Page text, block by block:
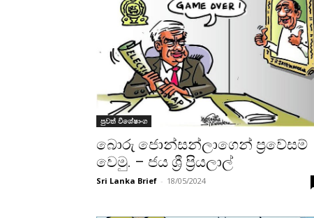
පුවත් විශේෂාංග
බොරු ජොන්සන්ලාගෙන් ප්‍රවේසම්
වෙමු. – ජය ශ්‍රී ප්‍රියලාල්
Sri Lanka Brief - 18/05/2024